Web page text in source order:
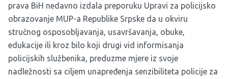
prava BiH nedavno izdala preporuku Upravi za policijsko
obrazovanje MUP-a Republike Srpske da u okviru
stručnog osposobljavanja, usavršavanja, obuke,
edukacije ili kroz bilo koji drugi vid informisanja
policijskih službenika, preduzme mjere iz svoje
nadležnosti sa ciljem unapređenja senzibiliteta policije za